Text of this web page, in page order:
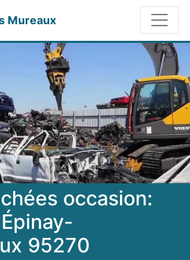
Mureaux
occasion:
95270